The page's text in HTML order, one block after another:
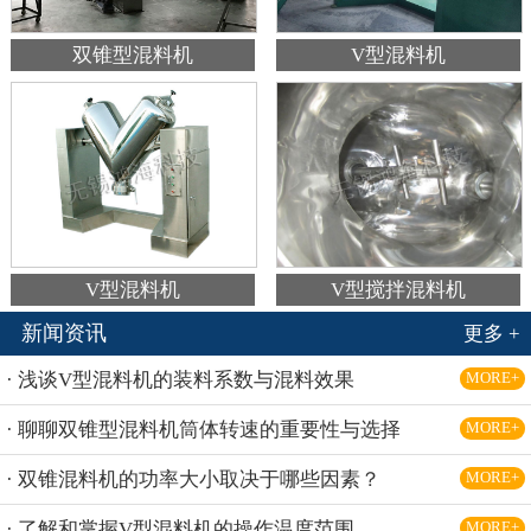
双锥型混料机 V型混料机
V型混料机 V型搅拌混料机
新闻资讯 更多 +
· 浅谈V型混料机的装料系数与混料效果 MORE+
· 聊聊双锥型混料机筒体转速的重要性与选择 MORE+
· 双锥混料机的功率大小取决于哪些因素？ MORE+
MORE+